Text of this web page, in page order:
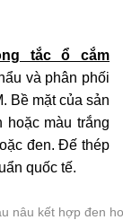
tắc ổ cắm
và phân phối
Bề mặt của sản
màu trắng
đen. Đế thép
quốc tế.
nâu kết hợp đen